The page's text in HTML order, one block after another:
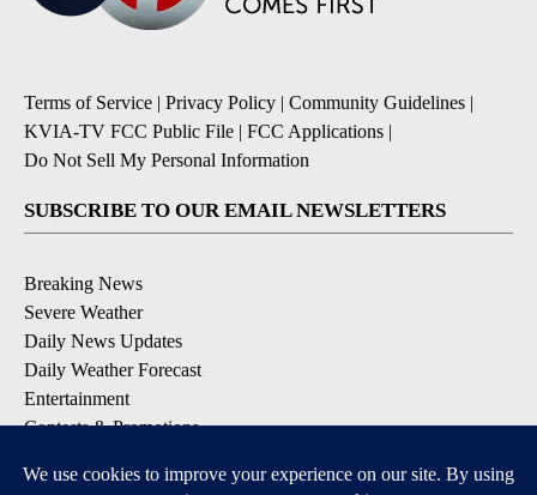
Terms of Service | Privacy Policy | Community Guidelines |
KVIA-TV FCC Public File | FCC Applications |
Do Not Sell My Personal Information
SUBSCRIBE TO OUR EMAIL NEWSLETTERS
Breaking News
Severe Weather
Daily News Updates
Daily Weather Forecast
Entertainment
Contests & Promotions
DOWNLOAD OUR APPS